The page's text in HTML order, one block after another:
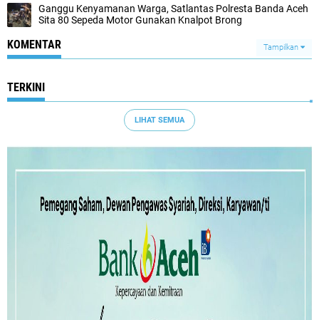
Ganggu Kenyamanan Warga, Satlantas Polresta Banda Aceh
Sita 80 Sepeda Motor Gunakan Knalpot Brong
KOMENTAR Tampilkan
TERKINI
LIHAT SEMUA